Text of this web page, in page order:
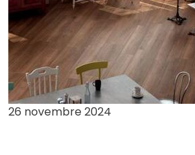
26 novembre 2024